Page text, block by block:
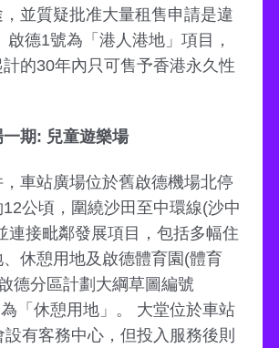
並質疑批准大量租售申請是違
啟德1號為「港人港地」項目，
的30年內只可售予香港永久性
期: 兒童遊樂場
車站廣場位於舊啟德機場北停
公頃，圍繞沙田至中環線(沙中
連接毗鄰發展項目，包括多幅住
休憩用地及啟德體育園(體育
德分區計劃大綱草圖編號
「休憩用地」。 大堂位於車站
有客務中心，但投入服務後則